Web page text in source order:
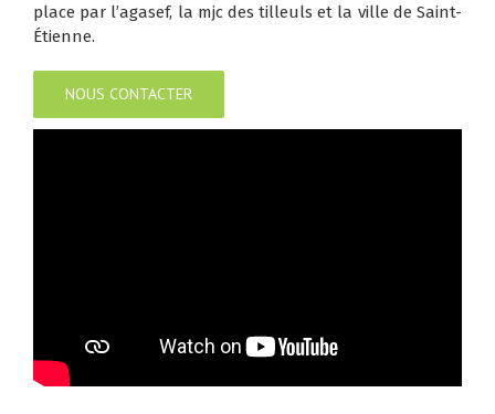
place par l’agasef, la mjc des tilleuls et la ville de Saint-
Étienne.
NOUS CONTACTER